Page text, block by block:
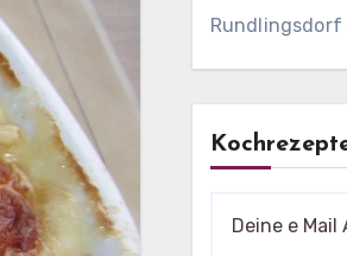
Rundlingsdorf